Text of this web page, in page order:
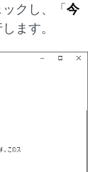
ックし、「今
ます。